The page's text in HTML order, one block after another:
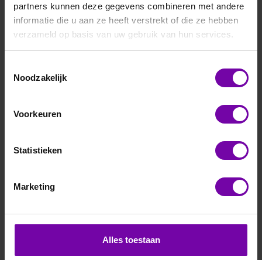
partners kunnen deze gegevens combineren met andere
informatie die u aan ze heeft verstrekt of die ze hebben
verzameld op basis van uw gebruik van hun services.
Noodzakelijk
Voorkeuren
Statistieken
Marketing
Alles toestaan
E+E